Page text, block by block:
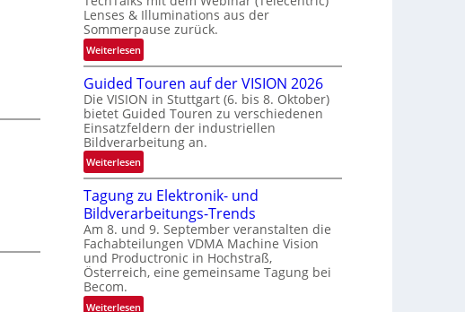
d
e
e
g
r
e
z
t
e
M
g
l
i
c
h
k
e
i
Lenses & Illuminations aus der
Sommerpause zurück.
Weiterlesen:
R
ü
c
k
k
e
h
d
e
r
i
n
I
Guided Touren auf der VISION 2026
Die VISION in Stuttgart (6. bis 8. Oktober)
bietet Guided Touren zu verschiedenen
Einsatzfeldern der industriellen
Bildverarbeitung an.
Weiterlesen:
G
u
i
d
e
d
T
o
Tagung zu Elektronik- und
Bildverarbeitungs-Trends
Am 8. und 9. September veranstalten die
Fachabteilungen VDMA Machine Vision
und Productronic in Hochstraß,
Österreich, eine gemeinsame Tagung bei
Becom.
Weiterlesen: